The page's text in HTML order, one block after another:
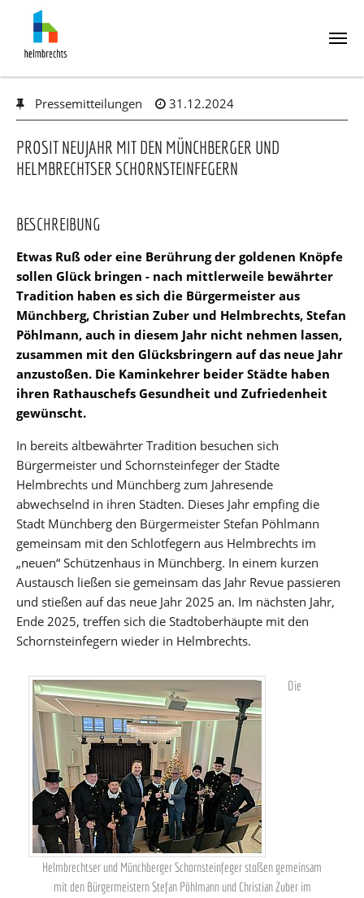
main
content
Pressemitteilungen 31.12.2024
PROSIT NEUJAHR MIT DEN MÜNCHBERGER UND
HELMBRECHTSER SCHORNSTEINFEGERN
BESCHREIBUNG
Etwas Ruß oder eine Berührung der goldenen Knöpfe
sollen Glück bringen - nach mittlerweile bewährter
Tradition haben es sich die Bürgermeister aus
Münchberg, Christian Zuber und Helmbrechts, Stefan
Pöhlmann, auch in diesem Jahr nicht nehmen lassen,
zusammen mit den Glücksbringern auf das neue Jahr
anzustoßen. Die Kaminkehrer beider Städte haben
ihren Rathauschefs Gesundheit und Zufriedenheit
gewünscht.
In bereits altbewährter Tradition besuchen sich
Bürgermeister und Schornsteinfeger der Städte
Helmbrechts und Münchberg zum Jahresende
abwechselnd in ihren Städten. Dieses Jahr empfing die
Stadt Münchberg den Bürgermeister Stefan Pöhlmann
gemeinsam mit den Schlotfegern aus Helmbrechts im
„neuen“ Schützenhaus in Münchberg. In einem kurzen
Austausch ließen sie gemeinsam das Jahr Revue passieren
und stießen auf das neue Jahr 2025 an. Im nächsten Jahr,
Ende 2025, treffen sich die Stadtoberhäupte mit den
Schornsteinfegern wieder in Helmbrechts.
Die
Helmbrechtser und Münchberger Schornsteinfeger stoßen gemeinsam
mit den Bürgermeistern Stefan Pöhlmann und Christian Zuber im